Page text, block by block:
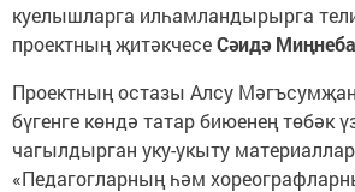
куелышларга илһамландырырга
проектның җитәкчесеСәидә
Проектның остазы Алсу
бүгенге көндә татар биюенең төбәк
чагылдырган уку-укыту
«Педагогларның һәм